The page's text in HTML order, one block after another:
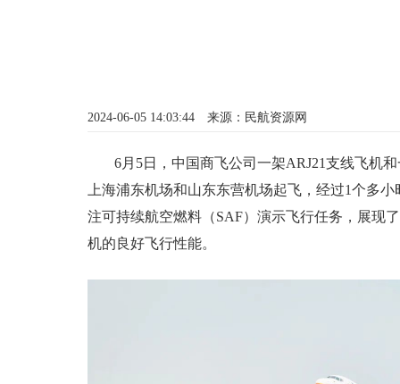
2024-06-05 14:03:44 来源：民航资源网
6月5日，中国商飞公司一架ARJ21支线飞机
上海浦东机场和山东东营机场起飞，经过1个多
注可持续航空燃料（SAF）演示飞行任务，展现
机的良好飞行性能。